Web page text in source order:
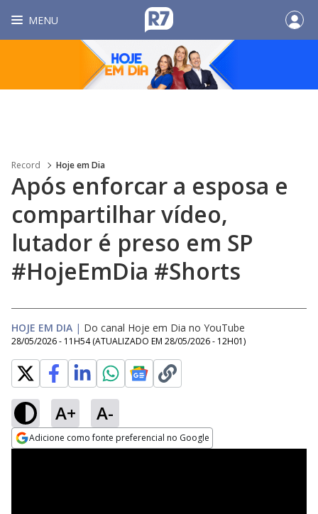
MENU
Record Hoje em Dia
Após enforcar a esposa e
compartilhar vídeo,
lutador é preso em SP
#HojeEmDia #Shorts
HOJE EM DIA | Do canal Hoje em Dia no YouTube
28/05/2026 - 11H54 (ATUALIZADO EM 28/05/2026 - 12H01)
A+ A-
Adicione como fonte preferencial no Google